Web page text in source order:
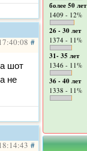
#
шот
не
#
более 50 лет
1409 - 12%
26 - 30 лет
1374 - 11%
31- 35 лет
1346 - 11%
36 - 40 лет
1338 - 11%